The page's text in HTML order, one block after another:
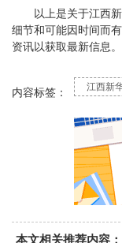
以上是关于江西
细节和可能因时间而
资讯以获取最新信息。
内容标签： 江西新
本文相关推荐内容：